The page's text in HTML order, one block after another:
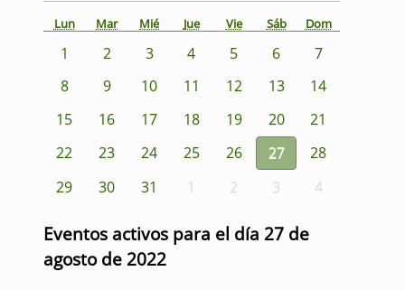
Lun Mar Mié Jue Vie Sáb Dom
1 2 3 4 5 6
7
8
9 10 11 12 13
14
15
16 17 18 19 20
21
22
23 24 25 26 27
28
29
30 31 1 2 3 4
Eventos activos para el día 27 de
agosto de 2022